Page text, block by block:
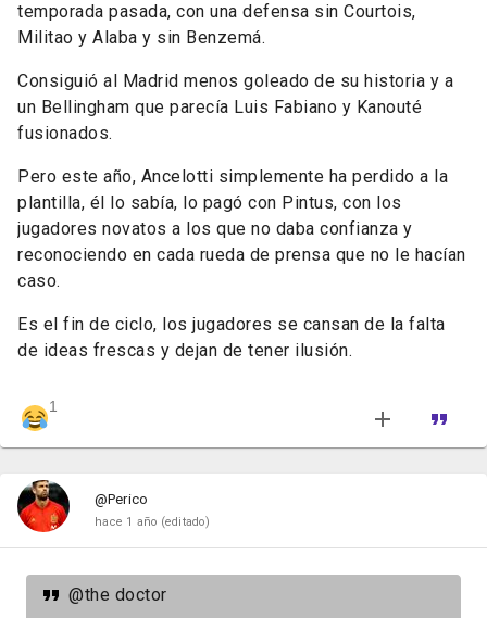
temporada pasada, con una defensa sin Courtois,
Militao y Alaba y sin Benzemá.
Consiguió al Madrid menos goleado de su historia y a
un Bellingham que parecía Luis Fabiano y Kanouté
fusionados.
Pero este año, Ancelotti simplemente ha perdido a la
plantilla, él lo sabía, lo pagó con Pintus, con los
jugadores novatos a los que no daba confianza y
reconociendo en cada rueda de prensa que no le hacían
caso.
Es el fin de ciclo, los jugadores se cansan de la falta
de ideas frescas y dejan de tener ilusión.
1
@Perico
hace 1 año (editado)
@the doctor